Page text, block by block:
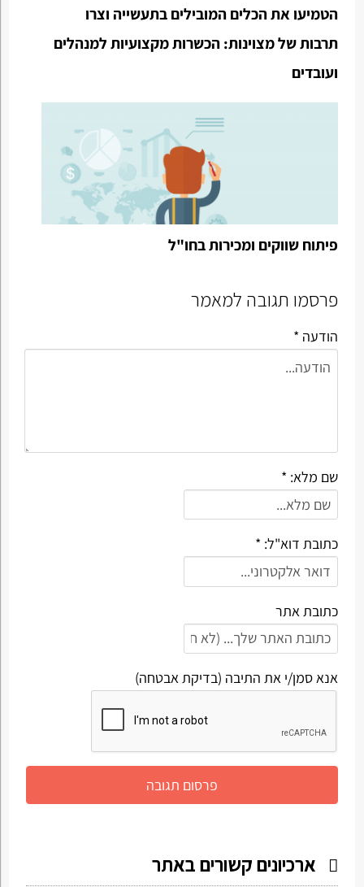
הטמיעו את הכלים המובילים בתעשייה וצרו
תרבות של מצוינות: הכשרות מקצועיות למנהלים
ועובדים
פיתוח שווקים ומכירות בחו"ל
פרסמו תגובה למאמר
הודעה *
שם מלא: *
כתובת דוא"ל: *
כתובת אתר
אנא סמן/י את התיבה (בדיקת אבטחה)
ארכיונים קשורים באתר